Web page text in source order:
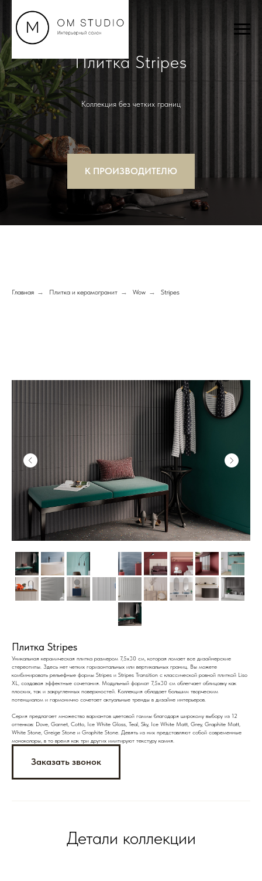
Плитка Stripes
Коллекция без четких границ
К ПРОИЗВОДИТЕЛЮ
Главная → Плитка и керамогранит → Wow → Stripes
Плитка Stripes
Уникальная керамическая плитка размером 7,5x30 см, которая ломает все дизайнерские
стереотипы. Здесь нет четких горизонтальных или вертикальных границ. Вы можете
комбинировать рельефные формы Stripes и Stripes Transition с классической ровной плиткой Liso
XL, создавая эффектные сочетания. Модульный формат 7,5x30 см облегчает облицовку как
плоских, так и закругленных поверхностей. Коллекция обладает большим творческим
потенциалом и гармонично сочетает актуальные тренды в дизайне интерьеров.
Серия предлагает множество вариантов цветовой гаммы благодаря широкому выбору из 12
оттенков: Dove, Garnet, Cotto, Ice White Gloss, Teal, Sky, Ice White Matt, Grey, Graphite Matt,
White Stone, Greige Stone и Graphite Stone. Девять из них представляют собой современные
моноколоры, в то время как три других имитируют текстуру камня.
Заказать звонок
Детали коллекции